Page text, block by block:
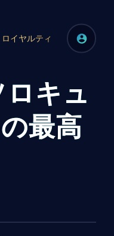
ロイヤルティ
キュ
最高